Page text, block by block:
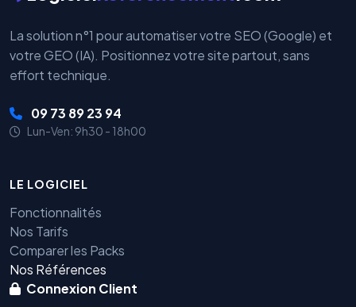
La solution n°1 pour automatiser votre SEO (Google) et
votre GEO (IA). Positionnez votre site partout, sans
effort technique.
09 73 89 23 94
Lun-Ven: 9h30 - 18h00
LE LOGICIEL
Fonctionnalités
Nos Tarifs
Comparer les Packs
Nos Références
Connexion Client